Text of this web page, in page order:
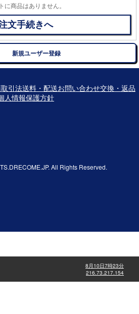
に商品はありません。
文手続きへ
新規ユーザー登録
8月10日7時23分
216.73.217.154
引法送料・配送お問い合わせ交換・返品
人情報保護方針
All Rights Reserved.